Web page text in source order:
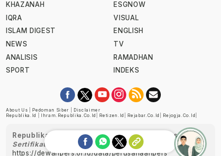
KHAZANAH
IQRA
ISLAM DIGEST
NEWS
ANALISIS
SPORT
ESGNOW
VISUAL
ENGLISH
TV
RAMADHAN
INDEKS
About Us Pedoman Siber
Disclaimer
Republika.id
Ihram.republika.co.id Retizen.id Rejabar.co.id Rejogja.co.id
Republika telah diverifikasi oleh Dewan Pers
Sertifikat Nomor 1058/DP-Verifikasi/K/XII/2022
https://dewanpers.or.id/data/perusahaanpers